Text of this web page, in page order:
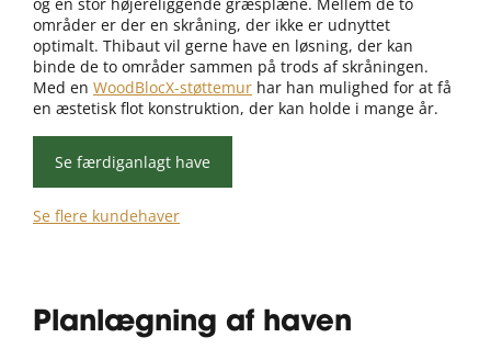
områder er der en skråning, der ikke er udnyttet
optimalt. Thibaut vil gerne have en løsning, der kan
binde de to områder sammen på trods af skråningen.
Med en WoodBlocX-støttemur har han mulighed for at få
en æstetisk flot konstruktion, der kan holde i mange år.
Se færdiganlagt have
Se flere kundehaver
Planlægning af haven